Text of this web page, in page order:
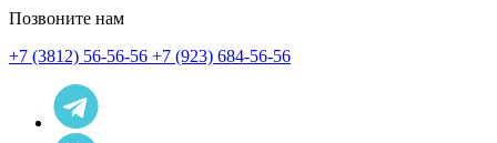
Позвоните нам
+7 (3812) 56-56-56 +7 (923) 684-56-56